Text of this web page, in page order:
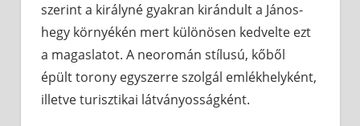
szerint a királyné gyakran kirándult a János-
hegy környékén mert különösen kedvelte ezt
a magaslatot. A neoromán stílusú, kőből
épült torony egyszerre szolgál emlékhelyként,
illetve turisztikai látványosságként.